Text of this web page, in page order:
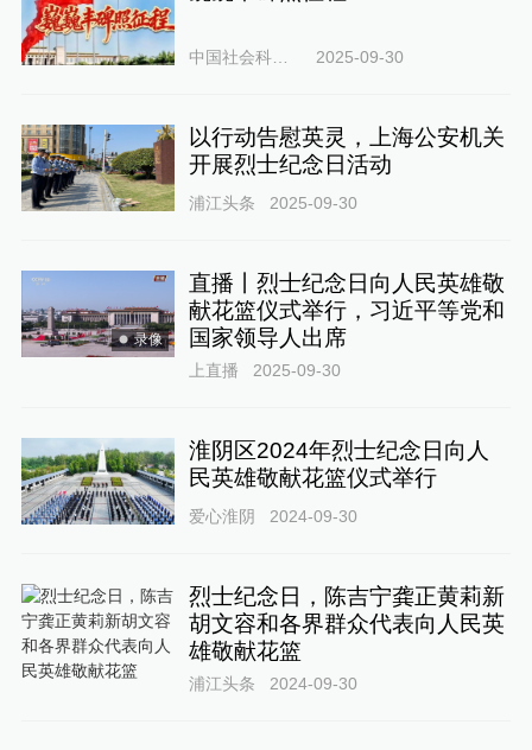
中国社会科学网 2025-09-30
以行动告慰英灵，上海公安机关
开展烈士纪念日活动
浦江头条 2025-09-30
录像
直播丨烈士纪念日向人民英雄敬
献花篮仪式举行，习近平等党和
国家领导人出席
上直播 2025-09-30
淮阴区2024年烈士纪念日向人
民英雄敬献花篮仪式举行
爱心淮阴 2024-09-30
烈士纪念日，陈吉宁龚正黄莉新
胡文容和各界群众代表向人民英
雄敬献花篮
浦江头条 2024-09-30